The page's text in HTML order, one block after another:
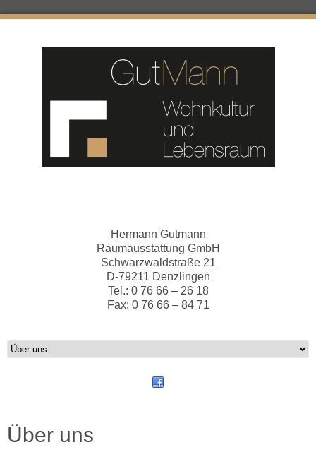
Hermann Gutmann
Raumausstattung GmbH
Schwarzwaldstraße 21
D-79211 Denzlingen
Tel.: 0 76 66 – 26 18
Fax: 0 76 66 – 84 71
Über uns